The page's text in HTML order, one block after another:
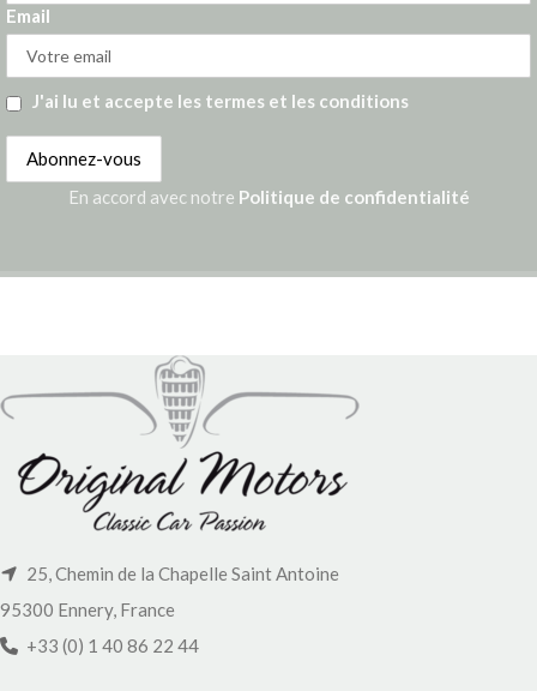
Email
J'ai lu et accepte les termes et les conditions
En accord avec notre Politique de confidentialité
25, Chemin de la Chapelle Saint Antoine
95300 Ennery, France
+33 (0) 1 40 86 22 44